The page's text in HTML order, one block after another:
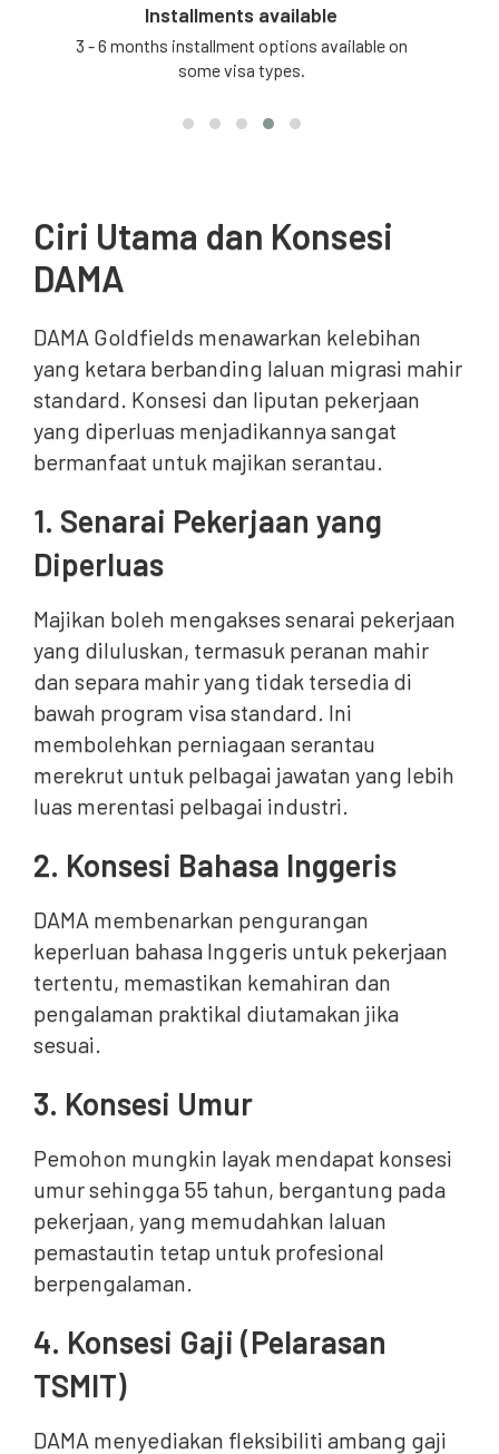
Installments available
3 - 6 months installment options available on
some visa types.
Ciri Utama dan Konsesi
DAMA
DAMA Goldfields menawarkan kelebihan
yang ketara berbanding laluan migrasi mahir
standard. Konsesi dan liputan pekerjaan
yang diperluas menjadikannya sangat
bermanfaat untuk majikan serantau.
1. Senarai Pekerjaan yang
Diperluas
Majikan boleh mengakses senarai pekerjaan
yang diluluskan, termasuk peranan mahir
dan separa mahir yang tidak tersedia di
bawah program visa standard. Ini
membolehkan perniagaan serantau
merekrut untuk pelbagai jawatan yang lebih
luas merentasi pelbagai industri.
2. Konsesi Bahasa Inggeris
DAMA membenarkan pengurangan
keperluan bahasa Inggeris untuk pekerjaan
tertentu, memastikan kemahiran dan
pengalaman praktikal diutamakan jika
sesuai.
3. Konsesi Umur
Pemohon mungkin layak mendapat konsesi
umur sehingga 55 tahun, bergantung pada
pekerjaan, yang memudahkan laluan
pemastautin tetap untuk profesional
berpengalaman.
4. Konsesi Gaji (Pelarasan
TSMIT)
DAMA menyediakan fleksibiliti ambang gaji